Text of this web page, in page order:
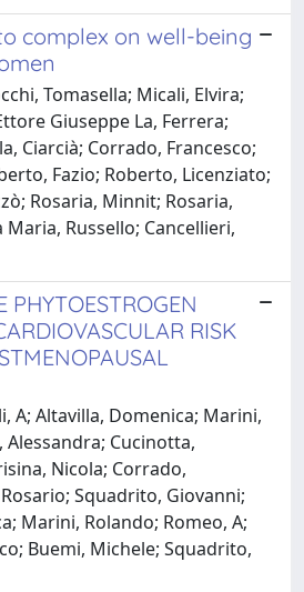
complex on well-being
Tomasella; Micali, Elvira;
Giuseppe La, Ferrera;
Ciarcià; Corrado, Francesco;
Fazio; Roberto, Licenziato;
Rosaria, Minnit; Rosaria,
Maria, Russello; Cancellieri,
PHYTOESTROGEN
RISK
A; Altavilla, Domenica; Marini,
Cucinotta,
Nicola; Corrado,
Squadrito, Giovanni;
Marini, Rolando; Romeo, A;
Buemi, Michele; Squadrito,